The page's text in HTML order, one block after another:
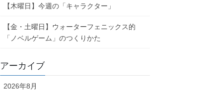
【木曜日】今週の「キャラクター」
【金・土曜日】ウォーターフェニックス的
「ノベルゲーム」のつくりかた
アーカイブ
2026年8月